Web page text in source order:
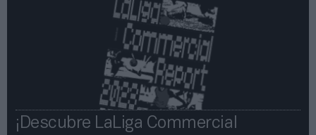
¡Descubre LaLiga Commercial